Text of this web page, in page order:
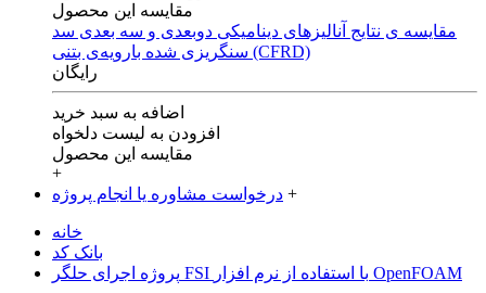
مقایسه این محصول
مقایسه ی‌ نتایج آنالیزهای‌ دینامیکی‌ دوبعدی‌ و‌ سه بعدی‌ سد
سنگریزی‌ شده با‌رویه‌ی‌ بتنی‌ (CFRD)
رایگان
اضافه به سبد خرید
افزودن به لیست دلخواه
مقایسه این محصول
+
درخواست مشاوره یا انجام پروژه +
خانه
بانک کد
پروژه اجرای حلگر FSI با استفاده از نرم افزار OpenFOAM